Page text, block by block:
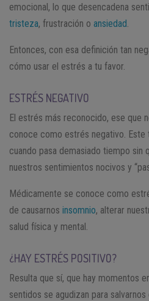
emocional, lo que desencadena
tristeza, frustración o ansiedad
Entonces, con esa definición tan
cómo usar el estrés a tu favor.
ESTRÉS NEGATIVO
El estrés más reconocido, ese que
conoce como estrés negativo.
cuando pasa demasiado tiempo sin
nuestros sentimientos nocivos y
Médicamente se conoce como
de causarnos insomnio, alterar
salud física y mental.
¿HAY ESTRÉS POSITIVO?
Resulta que sí, que hay momentos
sentidos se agudizan para